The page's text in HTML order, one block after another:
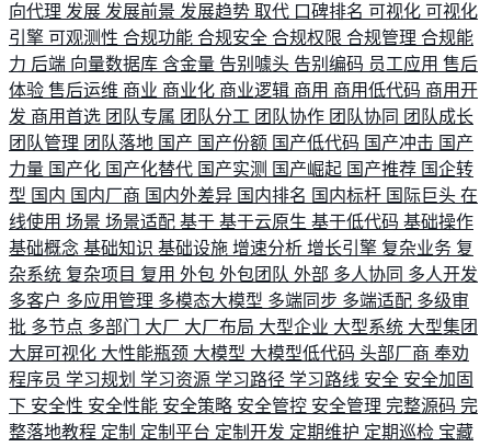
向代理 发展 发展前景 发展趋势 取代 口碑排名 可视化 可视化
引擎 可观测性 合规功能 合规安全 合规权限 合规管理 合规能
力 后端 向量数据库 含金量 告别噱头 告别编码 员工应用 售后
体验 售后运维 商业 商业化 商业逻辑 商用 商用低代码 商用开
发 商用首选 团队专属 团队分工 团队协作 团队协同 团队成长
团队管理 团队落地 国产 国产份额 国产低代码 国产冲击 国产
力量 国产化 国产化替代 国产实测 国产崛起 国产推荐 国企转
型 国内 国内厂商 国内外差异 国内排名 国内标杆 国际巨头 在
线使用 场景 场景适配 基于 基于云原生 基于低代码 基础操作
基础概念 基础知识 基础设施 增速分析 增长引擎 复杂业务 复
杂系统 复杂项目 复用 外包 外包团队 外部 多人协同 多人开发
多客户 多应用管理 多模态大模型 多端同步 多端适配 多级审
批 多节点 多部门 大厂 大厂布局 大型企业 大型系统 大型集团
大屏可视化 大性能瓶颈 大模型 大模型低代码 头部厂商 奉劝
程序员 学习规划 学习资源 学习路径 学习路线 安全 安全加固
下 安全性 安全性能 安全策略 安全管控 安全管理 完整源码 完
整落地教程 定制 定制平台 定制开发 定期维护 定期巡检 宝藏